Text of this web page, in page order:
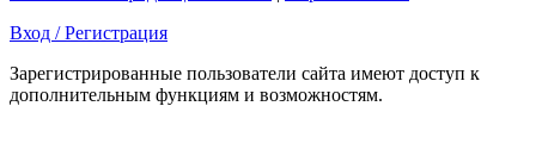
Вход / Регистрация
Зарегистрированные пользователи сайта имеют доступ к
дополнительным функциям и возможностям.